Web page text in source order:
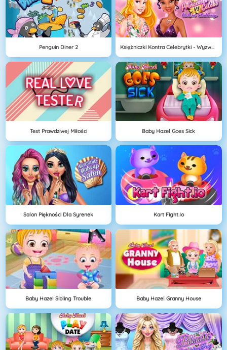
Penguin Diner 2 Księżniczki Kontra Celebrytki - Wyzwanie Mody
Test Prawdziwej Miłości Baby Hazel Goes Sick
Salon Piękności Dla Syrenek Kart Fight.io
Baby Hazel Sibling Trouble Baby Hazel Granny House